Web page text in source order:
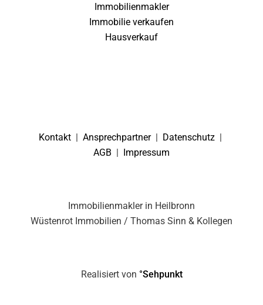
Immobilienmakler
Immobilie verkaufen
Hausverkauf
Kontakt | Ansprechpartner| Datenschutz |
AGB | Impressum
Immobilienmakler in Heilbronn
Wüstenrot Immobilien / Thomas Sinn & Kollegen
Realisiert von °Sehpunkt